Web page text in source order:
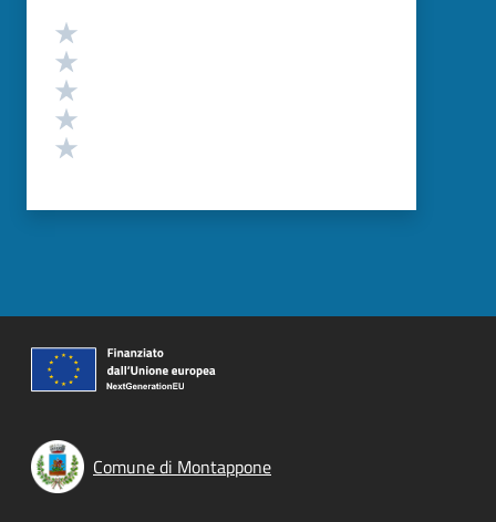
Valutazione
Comune di Montappone